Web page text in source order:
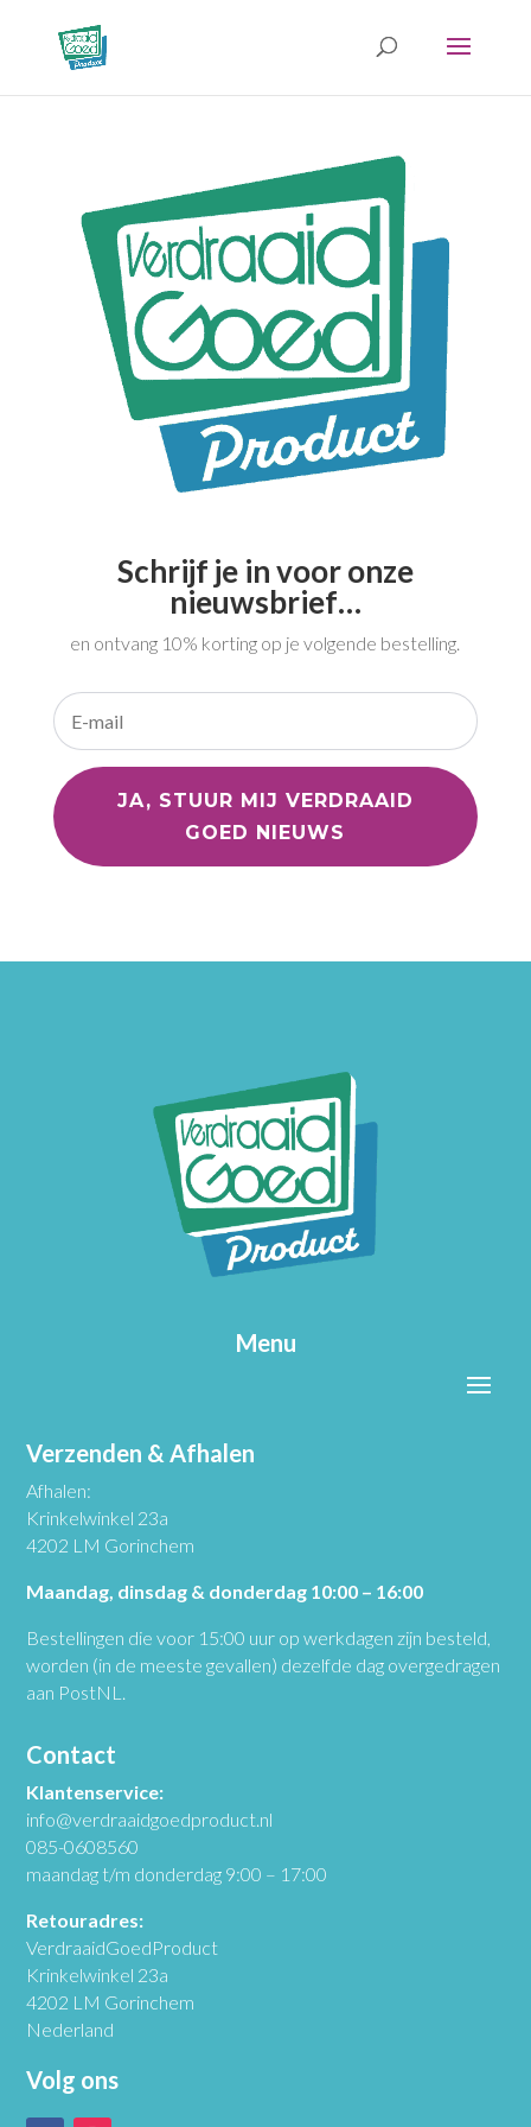
Schrijf je in voor onze
nieuwsbrief…
en ontvang 10% korting op je volgende bestelling.
JA, STUUR MIJ VERDRAAID
GOED NIEUWS
Menu
Verzenden & Afhalen
Afhalen:
Krinkelwinkel 23a
4202 LM Gorinchem
Maandag, dinsdag & donderdag 10:00 – 16:00
Bestellingen die voor 15:00 uur op werkdagen zijn besteld,
worden (in de meeste gevallen) dezelfde dag overgedragen
aan PostNL.
Contact
Klantenservice:
info@verdraaidgoedproduct.nl
085-0608560
maandag t/m donderdag 9:00 – 17:00
Retouradres:
VerdraaidGoedProduct
Krinkelwinkel 23a
4202 LM Gorinchem
Nederland
Volg ons